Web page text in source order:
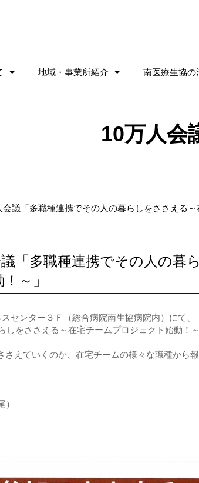
地域・事業所紹介 南医療生協の
10万人会
議「多職種連携でその人の暮らしをささえる～
「多職種連携でその人の暮
～」
センター３Ｆ（総合病院南生協病院内）にて、
をささえる～在宅チームプロジェクト始動！
えていくのか、在宅チームの様々な職種から報